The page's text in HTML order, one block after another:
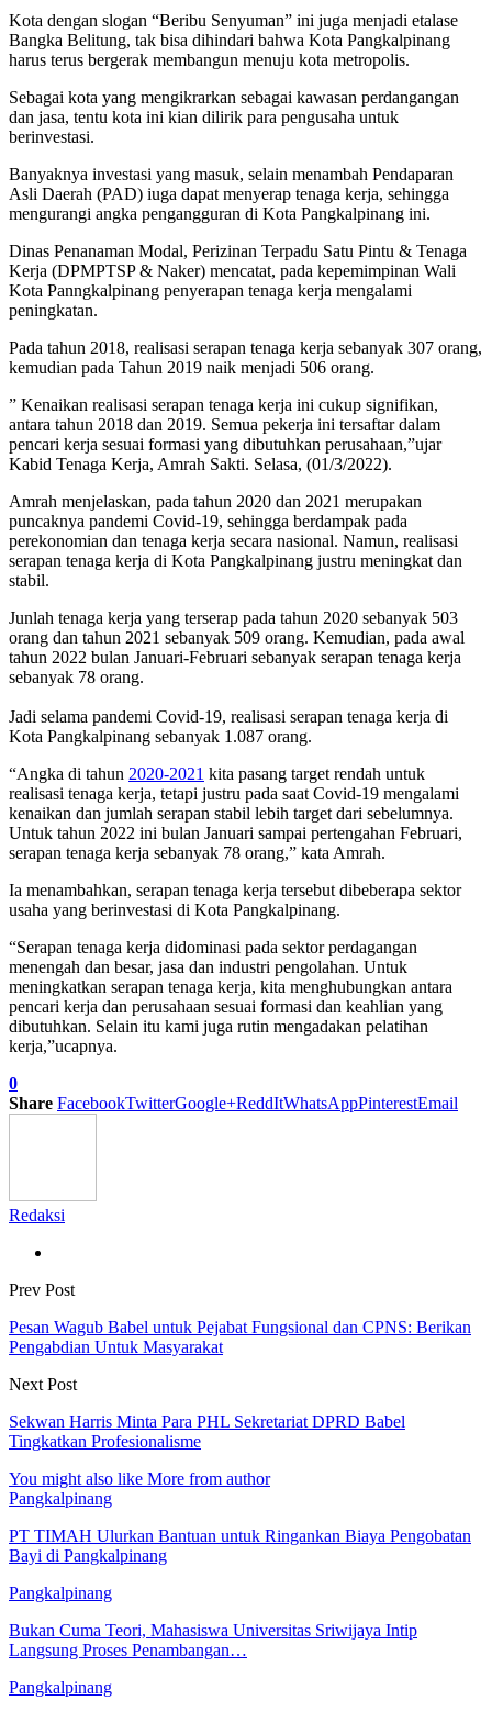
Kota dengan slogan “Beribu Senyuman” ini juga menjadi etalase
Bangka Belitung, tak bisa dihindari bahwa Kota Pangkalpinang
harus terus bergerak membangun menuju kota metropolis.
Sebagai kota yang mengikrarkan sebagai kawasan perdangangan
dan jasa, tentu kota ini kian dilirik para pengusaha untuk
berinvestasi.
Banyaknya investasi yang masuk, selain menambah Pendaparan
Asli Daerah (PAD) iuga dapat menyerap tenaga kerja, sehingga
mengurangi angka pengangguran di Kota Pangkalpinang ini.
Dinas Penanaman Modal, Perizinan Terpadu Satu Pintu & Tenaga
Kerja (DPMPTSP & Naker) mencatat, pada kepemimpinan Wali
Kota Panngkalpinang penyerapan tenaga kerja mengalami
peningkatan.
Pada tahun 2018, realisasi serapan tenaga kerja sebanyak 307 orang,
kemudian pada Tahun 2019 naik menjadi 506 orang.
” Kenaikan realisasi serapan tenaga kerja ini cukup signifikan,
antara tahun 2018 dan 2019. Semua pekerja ini tersaftar dalam
pencari kerja sesuai formasi yang dibutuhkan perusahaan,”ujar
Kabid Tenaga Kerja, Amrah Sakti. Selasa, (01/3/2022).
Amrah menjelaskan, pada tahun 2020 dan 2021 merupakan
puncaknya pandemi Covid-19, sehingga berdampak pada
perekonomian dan tenaga kerja secara nasional. Namun, realisasi
serapan tenaga kerja di Kota Pangkalpinang justru meningkat dan
stabil.
Junlah tenaga kerja yang terserap pada tahun 2020 sebanyak 503
orang dan tahun 2021 sebanyak 509 orang. Kemudian, pada awal
tahun 2022 bulan Januari-Februari sebanyak serapan tenaga kerja
sebanyak 78 orang.
Jadi selama pandemi Covid-19, realisasi serapan tenaga kerja di
Kota Pangkalpinang sebanyak 1.087 orang.
“Angka di tahun 2020-2021 kita pasang target rendah untuk
realisasi tenaga kerja, tetapi justru pada saat Covid-19 mengalami
kenaikan dan jumlah serapan stabil lebih target dari sebelumnya.
Untuk tahun 2022 ini bulan Januari sampai pertengahan Februari,
serapan tenaga kerja sebanyak 78 orang,” kata Amrah.
Ia menambahkan, serapan tenaga kerja tersebut dibeberapa sektor
usaha yang berinvestasi di Kota Pangkalpinang.
“Serapan tenaga kerja didominasi pada sektor perdagangan
menengah dan besar, jasa dan industri pengolahan. Untuk
meningkatkan serapan tenaga kerja, kita menghubungkan antara
pencari kerja dan perusahaan sesuai formasi dan keahlian yang
dibutuhkan. Selain itu kami juga rutin mengadakan pelatihan
kerja,”ucapnya.
0
Share FacebookTwitterGoogle+ReddItWhatsAppPinterestEmail
Redaksi
Prev Post
Pesan Wagub Babel untuk Pejabat Fungsional dan CPNS: Berikan
Pengabdian Untuk Masyarakat
Next Post
Sekwan Harris Minta Para PHL Sekretariat DPRD Babel
Tingkatkan Profesionalisme
You might also like More from author
Pangkalpinang
PT TIMAH Ulurkan Bantuan untuk Ringankan Biaya Pengobatan
Bayi di Pangkalpinang
Pangkalpinang
Bukan Cuma Teori, Mahasiswa Universitas Sriwijaya Intip
Langsung Proses Penambangan…
Pangkalpinang